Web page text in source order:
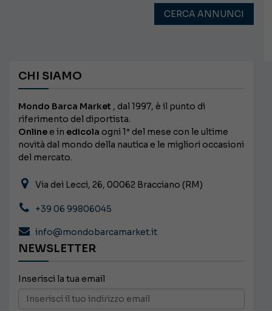
CERCA ANNUNCI
CHI SIAMO
Mondo Barca Market , dal 1997, è il punto di
riferimento del diportista.
Online e in edicola ogni 1° del mese con le ultime
novità dal mondo della nautica e le migliori occasioni
del mercato.
Via dei Lecci, 26, 00062 Bracciano (RM)
+39 06 99806045
info@mondobarcamarket.it
NEWSLETTER
Inserisci la tua email